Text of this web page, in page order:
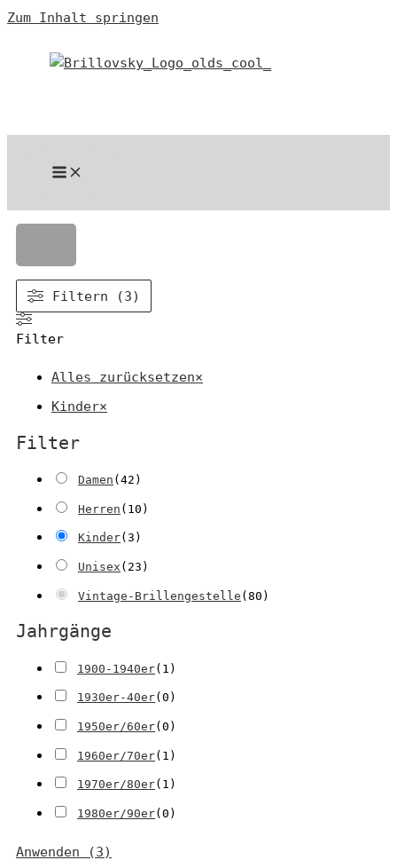
Zum Inhalt springen
Filtern (3)
Filter
Alles zurücksetzen×
Kinder×
Filter
Damen ( 42 )
Herren ( 10 )
Kinder( 3 )
Unisex ( 23 )
Vintage-Brillengestelle (80 )
Jahrgänge
1900-1940er( 1 )
1930er-40er( 0 )
1950er/60er( 0 )
1960er/70er( 1 )
1970er/80er( 1 )
1980er/90er( 0 )
Anwenden (3)